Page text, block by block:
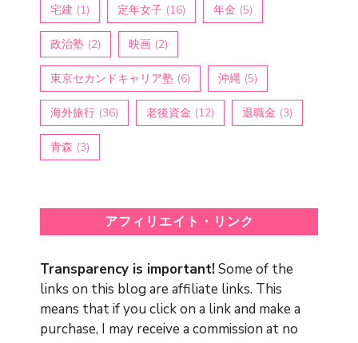
宅建 (1) 定年女子 (16) 年金 (5)
政治塾 (2) 映画 (2)
東京セカンドキャリア塾 (6) 沖縄 (5)
海外旅行 (36) 老後資金 (12) 退職金 (3)
青森 (3)
アフィリエイト・リンク
Transparency is important!Some of the
links on this blog are affiliate links. This
means that if you click on a link and make a
purchase, I may receive a commission at no